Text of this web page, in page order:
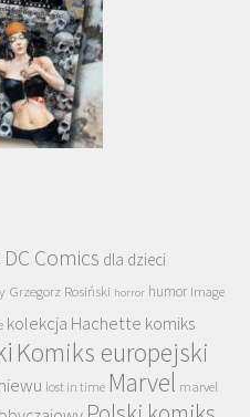
DC Comics dla dzieci
Grzegorz Rosiński horror humor Image
kolekcja Hachette komiks
Komiks europejski
lost in time Marvel marvel